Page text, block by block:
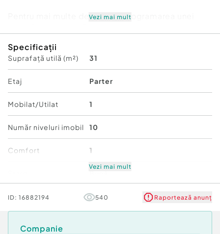
Pentru mai multe detalii sau programarea unei
Id intern: P175832
Confort:1
Tip imobil:
Bloc de apartamente
Vezi mai mult
Specificații
Suprafață utilă (m²) 31
Etaj Parter
Mobilat/Utilat 1
Număr niveluri imobil 10
Comfort 1
Vezi mai mult
ID: 16882194 540 Raportează anunț
Companie